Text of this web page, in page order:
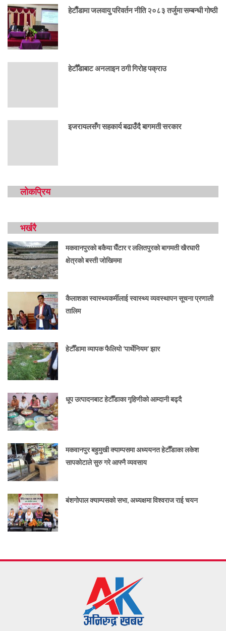
हेटाैँडामा जलवायु परिवर्तन नीति २०८३ तर्जुमा सम्बन्धी गोष्ठी
हेटौँडाबाट अनलाइन ठगी गिरोह पक्राउ
इजरायलसँग सहकार्य बढाउँदै बागमती सरकार
लोकप्रिय
भर्खरै
मकवानपुरको बकैया घैँटार र ललितपुरको बागमती खैरघारी
क्षेत्रको बस्ती जोखिममा
कैलाशका स्वास्थ्यकर्मीलाई स्वास्थ्य व्यवस्थापन सूचना प्रणाली
तालिम
हेटौँडामा व्यापक फैलियो ‘पार्थेनियम’ झार
धूप उत्पादनबाट हेटौँडाका गृहिणीको आम्दानी बढ्दै
मकवानपुर बहुमुखी क्याम्पसमा अध्ययनत हेटौँडाका लकेश
सापकोटाले सुरु गरे आफ्नै व्यवसाय
बंशगोपाल क्याम्पसको सभा, अध्यक्षमा विश्वराज राई चयन